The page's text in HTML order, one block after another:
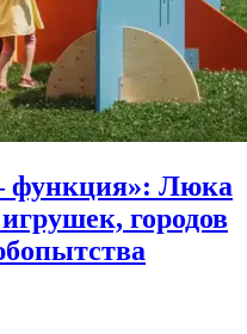
функция»: Люка
городов